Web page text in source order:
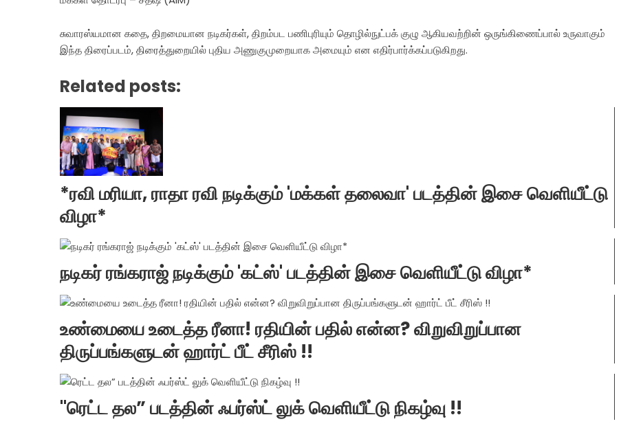
சுவாரஸ்யமான கதை, திறமையான நடிகர்கள், திறம்பட பணிபுரியும் தொழில்நுட்பக் குழு ஆகியவற்றின் ஒருங்கிணைப்பால் உருவாகும்
இந்த திரைப்படம், திரைத்துறையில் புதிய அணுகுமுறையாக அமையும் என எதிர்பார்க்கப்படுகிறது.
Related posts:
*ரவி மரியா, ராதா ரவி நடிக்கும் 'மக்கள் தலைவா' படத்தின் இசை வெளியீட்டு
விழா*
நடிகர் ரங்கராஜ் நடிக்கும் 'கட்ஸ்' படத்தின் இசை வெளியீட்டு விழா*
உண்மையை உடைத்த ரீனா! ரதியின் பதில் என்ன? விறுவிறுப்பான
திருப்பங்களுடன் ஹார்ட் பீட் சீரிஸ் !!
"ரெட்ட தல” படத்தின் ஃபர்ஸ்ட் லுக் வெளியீட்டு நிகழ்வு !!